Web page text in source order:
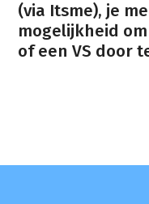
(via Itsme), je
mogelijkheid
of een VS door